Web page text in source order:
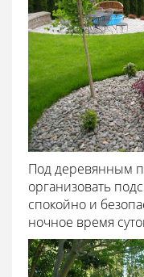
Под деревянным
организовать
спокойно и
ночное время